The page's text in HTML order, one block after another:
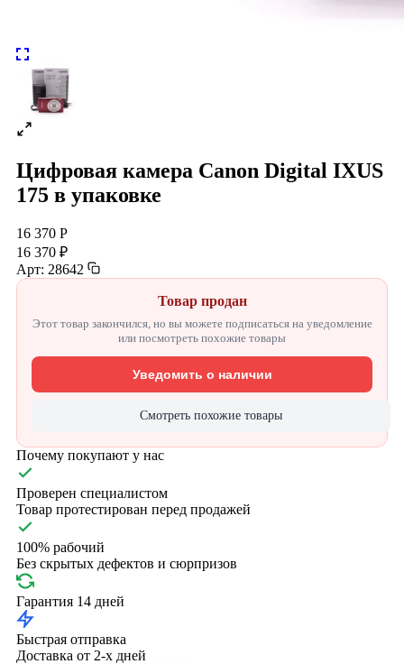
Цифровая камера Canon Digital IXUS
175 в упаковке
16 370 Р
16 370 ₽
Арт: 28642
Товар продан
Этот товар закончился, но вы можете подписаться на уведомление
или посмотреть похожие товары
Уведомить о наличии
Смотреть похожие товары
Почему покупают у нас
Проверен специалистом
Товар протестирован перед продажей
100% рабочий
Без скрытых дефектов и сюрпризов
Гарантия 14 дней
Быстрая отправка
Доставка от 2-х дней